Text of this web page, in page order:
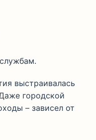
выстраивалась
городской
– зависел от